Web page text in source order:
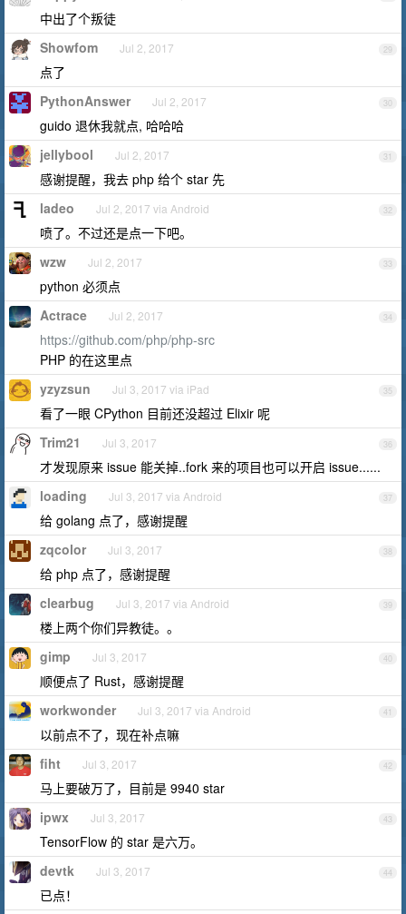
中出了个叛徒
29
Showfom Jul 2, 2017
点了
30
PythonAnswer Jul 2, 2017
guido 退休我就点, 哈哈哈
31
jellybool Jul 2, 2017
感谢提醒，我去 php 给个 star 先
32
ladeo Jul 2, 2017 via Android
喷了。不过还是点一下吧。
33
wzw Jul 2, 2017
python 必须点
34
Actrace Jul 2, 2017
https://github.com/php/php-src
PHP 的在这里点
35
yzyzsun Jul 3, 2017 via iPad
看了一眼 CPython 目前还没超过 Elixir 呢
36
Trim21 Jul 3, 2017
才发现原来 issue 能关掉..fork 来的项目也可以开启 issue......
37
loading Jul 3, 2017 via Android
给 golang 点了，感谢提醒
38
zqcolor Jul 3, 2017
给 php 点了，感谢提醒
39
clearbug Jul 3, 2017 via Android
楼上两个你们异教徒。。
40
gimp Jul 3, 2017
顺便点了 Rust，感谢提醒
41
workwonder Jul 3, 2017 via Android
以前点不了，现在补点嘛
42
fiht Jul 3, 2017
马上要破万了，目前是 9940 star
43
ipwx Jul 3, 2017
TensorFlow 的 star 是六万。
44
devtk Jul 3, 2017
已点！